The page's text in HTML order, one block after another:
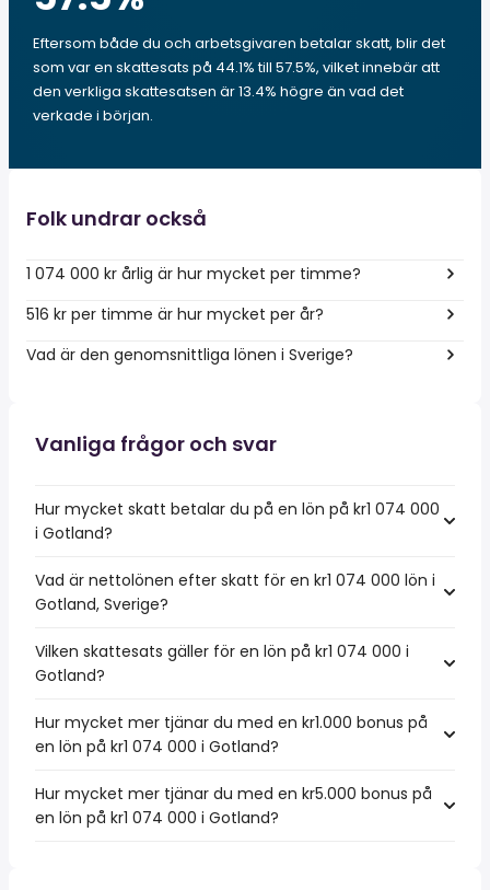
Eftersom både du och arbetsgivaren betalar skatt, blir det
som var en skattesats på 44.1% till 57.5%, vilket innebär att
den verkliga skattesatsen är 13.4% högre än vad det
verkade i början.
Folk undrar också
1 074 000 kr årlig är hur mycket per timme?
516 kr per timme är hur mycket per år?
Vad är den genomsnittliga lönen i Sverige?
Vanliga frågor och svar
Hur mycket skatt betalar du på en lön på kr1 074 000
i Gotland?
Vad är nettolönen efter skatt för en kr1 074 000 lön i
Gotland, Sverige?
Vilken skattesats gäller för en lön på kr1 074 000 i
Gotland?
Hur mycket mer tjänar du med en kr1.000 bonus på
en lön på kr1 074 000 i Gotland?
Hur mycket mer tjänar du med en kr5.000 bonus på
en lön på kr1 074 000 i Gotland?